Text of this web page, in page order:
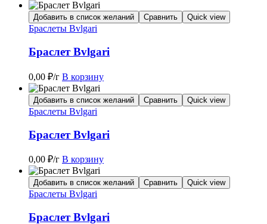
Добавить в список желаний Сравнить Quick view
Браслеты Bvlgari
Браслет Bvlgari
0,00 ₽/г В корзину
Добавить в список желаний Сравнить Quick view
Браслеты Bvlgari
Браслет Bvlgari
0,00 ₽/г В корзину
Добавить в список желаний Сравнить Quick view
Браслеты Bvlgari
Браслет Bvlgari